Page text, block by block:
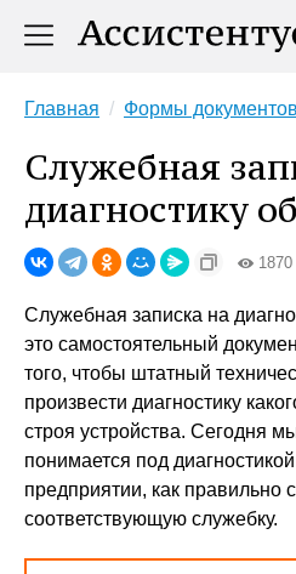
Главная Формы документов
Служебная
диагностику
1870
Служебная записка на
это самостоятельный
того, чтобы штатный
произвести диагностику
строя устройства. Сегодня
понимается под
предприятии, как правильно
соответствующую служебку.